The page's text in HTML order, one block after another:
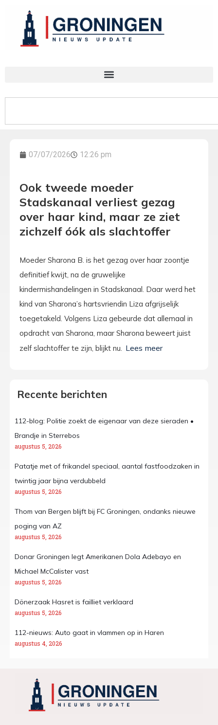
07/07/2026 12:26 pm
Ook tweede moeder
Stadskanaal verliest gezag
over haar kind, maar ze ziet
zichzelf óók als slachtoffer
Moeder Sharona B. is het gezag over haar zoontje
definitief kwijt, na de gruwelijke
kindermishandelingen in Stadskanaal. Daar werd het
kind van Sharona’s hartsvriendin Liza afgrijselijk
toegetakeld. Volgens Liza gebeurde dat allemaal in
opdracht van Sharona, maar Sharona beweert juist
zelf slachtoffer te zijn, blijkt nu.
Recente berichten
112-blog: Politie zoekt de eigenaar van deze sieraden •
Brandje in Sterrebos
augustus 5, 2026
Patatje met of frikandel speciaal, aantal fastfoodzaken in
twintig jaar bijna verdubbeld
augustus 5, 2026
Thom van Bergen blijft bij FC Groningen, ondanks nieuwe
poging van AZ
augustus 5, 2026
Donar Groningen legt Amerikanen Dola Adebayo en
Michael McCalister vast
augustus 5, 2026
Dönerzaak Hasret is failliet verklaard
augustus 5, 2026
112-nieuws: Auto gaat in vlammen op in Haren
augustus 4, 2026